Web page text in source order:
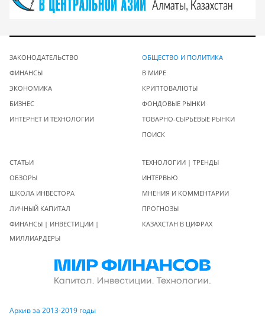
ЗАКОНОДАТЕЛЬСТВО
ФИНАНСЫ
ЭКОНОМИКА
БИЗНЕС
ИНТЕРНЕТ И ТЕХНОЛОГИИ
ОБЩЕСТВО И ПОЛИТИКА
В МИРЕ
КРИПТОВАЛЮТЫ
ФОНДОВЫЕ РЫНКИ
ТОВАРНО-СЫРЬЕВЫЕ РЫНКИ
ПОИСК
СТАТЬИ
ОБЗОРЫ
ШКОЛА ИНВЕСТОРА
ЛИЧНЫЙ КАПИТАЛ
ФИНАНСЫ | ИНВЕСТИЦИИ |
МИЛЛИАРДЕРЫ
ТЕХНОЛОГИИ | ТРЕНДЫ
ИНТЕРВЬЮ
МНЕНИЯ И КОММЕНТАРИИ
ПРОГНОЗЫ
КАЗАХСТАН В ЦИФРАХ
Архив за 2013-2019 годы